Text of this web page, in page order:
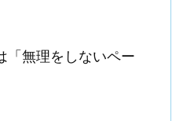
「無理をしないペー